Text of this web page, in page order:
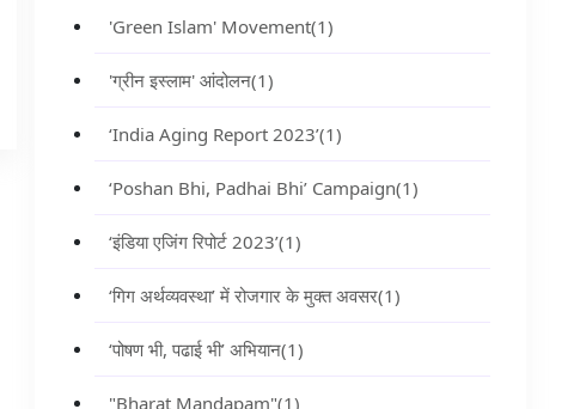
'Green Islam' Movement(1)
'ग्रीन इस्लाम' आंदोलन(1)
‘India Aging Report 2023’(1)
‘Poshan Bhi, Padhai Bhi’ Campaign(1)
‘इंडिया एजिंग रिपोर्ट 2023’(1)
‘गिग अर्थव्यवस्था’ में रोजगार के मुक्त अवसर(1)
‘पोषण भी, पढाई भी’ अभियान(1)
"Bharat Mandapam"(1)